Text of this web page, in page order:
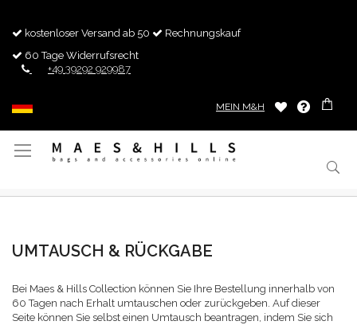
kostenloser Versand ab 50
Rechnungskauf
60 Tage Widerrufsrecht
+49 39292 929987
MEIN M&H
Navigation
umschalten
UMTAUSCH & RÜCKGABE
Bei Maes & Hills Collection können Sie Ihre Bestellung innerhalb von
60 Tagen nach Erhalt umtauschen oder zurückgeben. Auf dieser
Seite können Sie selbst einen Umtausch beantragen, indem Sie sich